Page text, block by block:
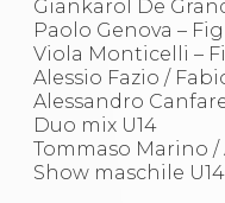
Giankarol De
Paolo Genova –
Viola Monticelli –
Alessio Fazio /
Alessandro
Duo mix U14
Tommaso Marino
Show maschile U14